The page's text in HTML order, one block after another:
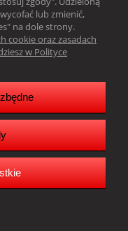
39,
biuro@resonado.pl
lub zmienić,
na dole strony.
cookie oraz zasadach
w Polityce